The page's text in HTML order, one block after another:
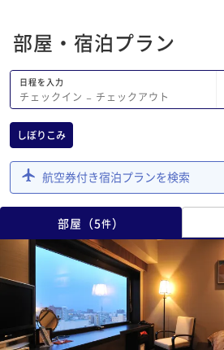
部屋・宿泊プラン
日程を入力
チェックイン − チェックアウト
しぼりこみ
航空券付き宿泊プランを検索
部屋 （5件）